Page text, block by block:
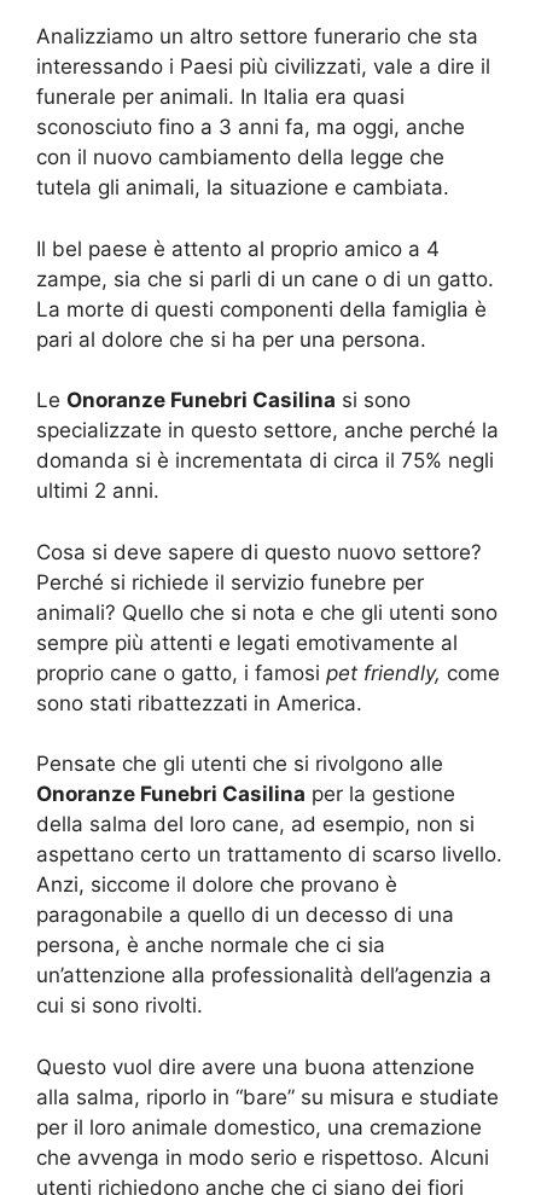
Analizziamo un altro settore funerario che sta
interessando i Paesi più civilizzati, vale a dire il
funerale per animali. In Italia era quasi
sconosciuto fino a 3 anni fa, ma oggi, anche
con il nuovo cambiamento della legge che
tutela gli animali, la situazione e cambiata.
Il bel paese è attento al proprio amico a 4
zampe, sia che si parli di un cane o di un gatto.
La morte di questi componenti della famiglia è
pari al dolore che si ha per una persona.
Le Onoranze Funebri Casilina si sono
specializzate in questo settore, anche perché la
domanda si è incrementata di circa il 75% negli
ultimi 2 anni.
Cosa si deve sapere di questo nuovo settore?
Perché si richiede il servizio funebre per
animali? Quello che si nota e che gli utenti sono
sempre più attenti e legati emotivamente al
proprio cane o gatto, i famosi pet friendly, come
sono stati ribattezzati in America.
Pensate che gli utenti che si rivolgono alle
Onoranze Funebri Casilina per la gestione
della salma del loro cane, ad esempio, non si
aspettano certo un trattamento di scarso livello.
Anzi, siccome il dolore che provano è
paragonabile a quello di un decesso di una
persona, è anche normale che ci sia
un’attenzione alla professionalità dell’agenzia a
cui si sono rivolti.
Questo vuol dire avere una buona attenzione
alla salma, riporlo in “bare” su misura e studiate
per il loro animale domestico, una cremazione
che avvenga in modo serio e rispettoso. Alcuni
utenti richiedono anche che ci siano dei fiori